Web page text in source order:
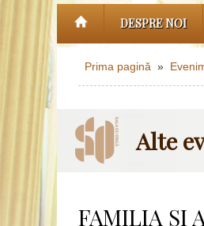
DESPRE NOI
Prima pagină »
Alte
FAMILIA ȘI